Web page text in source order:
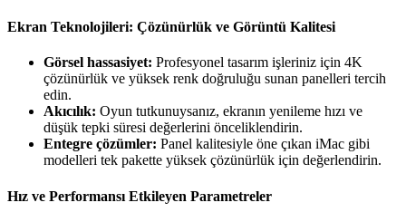
Ekran Teknolojileri: Çözünürlük ve Görüntü Kalitesi
Görsel hassasiyet: Profesyonel tasarım işleriniz için 4K
çözünürlük ve yüksek renk doğruluğu sunan panelleri tercih
edin.
Akıcılık: Oyun tutkunuysanız, ekranın yenileme hızı ve
düşük tepki süresi değerlerini önceliklendirin.
Entegre çözümler: Panel kalitesiyle öne çıkan iMac gibi
modelleri tek pakette yüksek çözünürlük için değerlendirin.
Hız ve Performansı Etkileyen Parametreler